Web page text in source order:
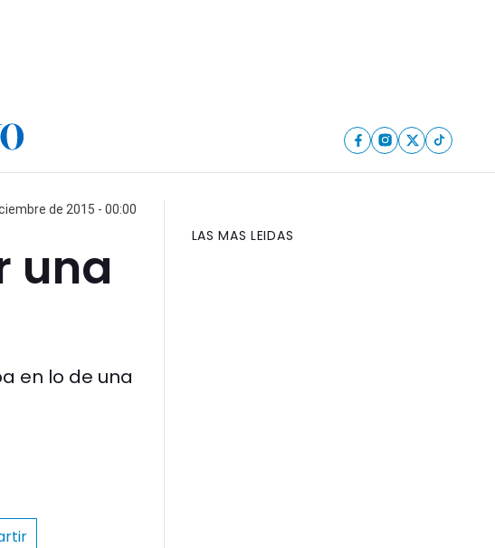
de 2015 - 00:00
una
en lo de una
LAS MAS LEIDAS